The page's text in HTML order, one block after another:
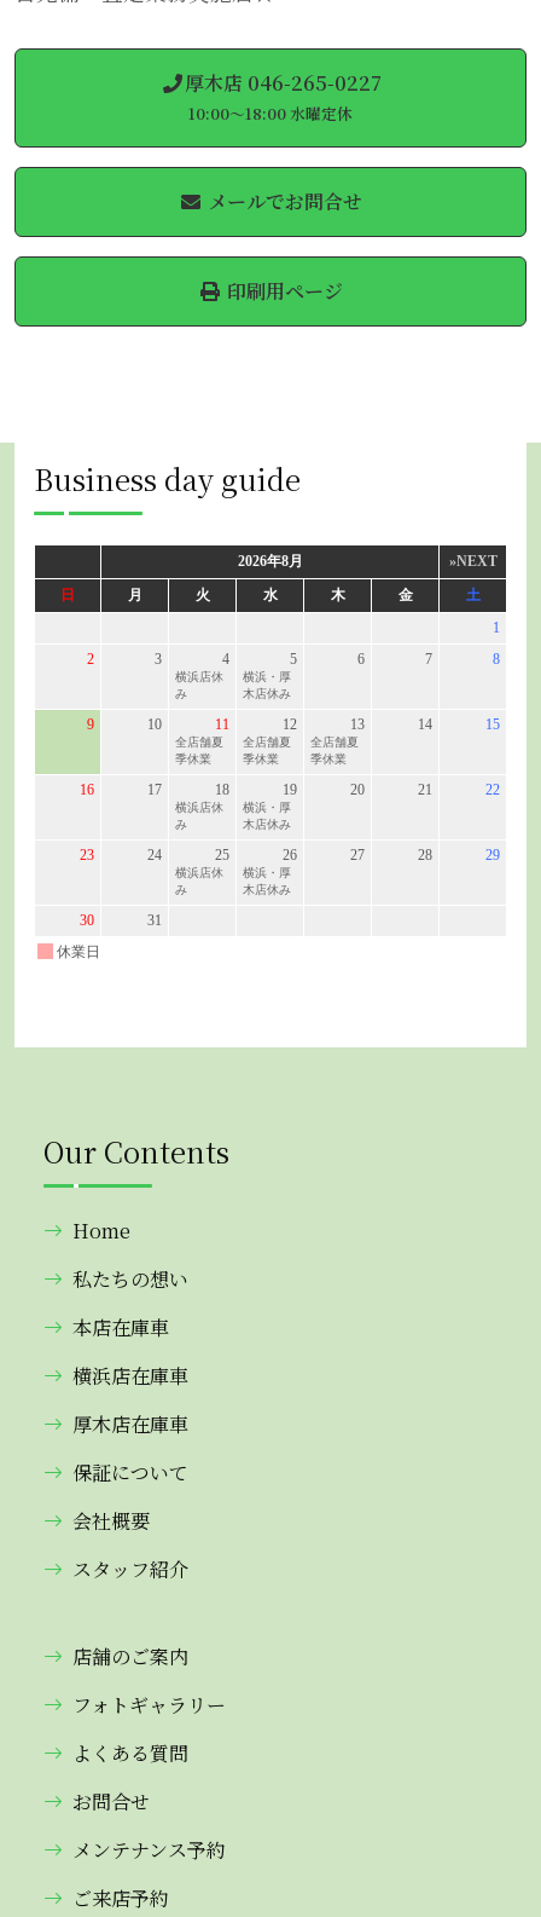
厚木店 046-265-0227
10:00～18:00 水曜定休
メールでお問合せ
印刷用ページ
Business day guide
Our Contents
Home
私たちの想い
本店在庫車
横浜店在庫車
厚木店在庫車
保証について
会社概要
スタッフ紹介
店舗のご案内
フォトギャラリー
よくある質問
お問合せ
メンテナンス予約
ご来店予約